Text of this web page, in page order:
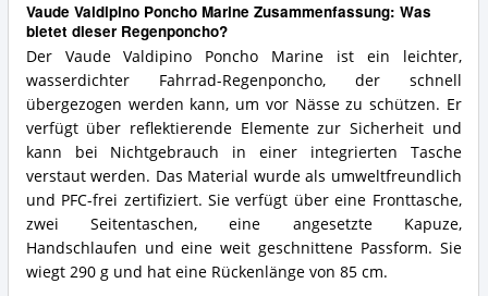
Vaude Valdipino Poncho Marine Zusammenfassung: Was
bietet dieser Regenponcho?
Der Vaude Valdipino Poncho Marine ist ein leichter,
wasserdichter Fahrrad-Regenponcho, der schnell
übergezogen werden kann, um vor Nässe zu schützen. Er
verfügt über reflektierende Elemente zur Sicherheit und
kann bei Nichtgebrauch in einer integrierten Tasche
verstaut werden. Das Material wurde als umweltfreundlich
und PFC-frei zertifiziert. Sie verfügt über eine Fronttasche,
zwei Seitentaschen, eine angesetzte Kapuze,
Handschlaufen und eine weit geschnittene Passform. Sie
wiegt 290 g und hat eine Rückenlänge von 85 cm.